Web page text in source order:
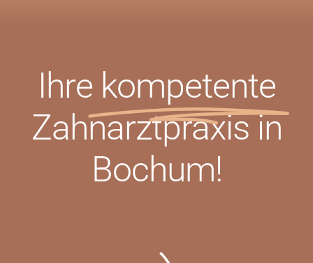
Ihre kompetente
Zahnarztpraxis in
Bochum!